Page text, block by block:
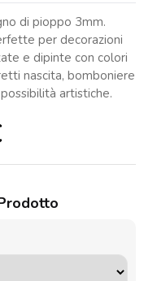
di pioppo 3mm.
per decorazioni
e dipinte con colori
nascita, bomboniere
artistiche.